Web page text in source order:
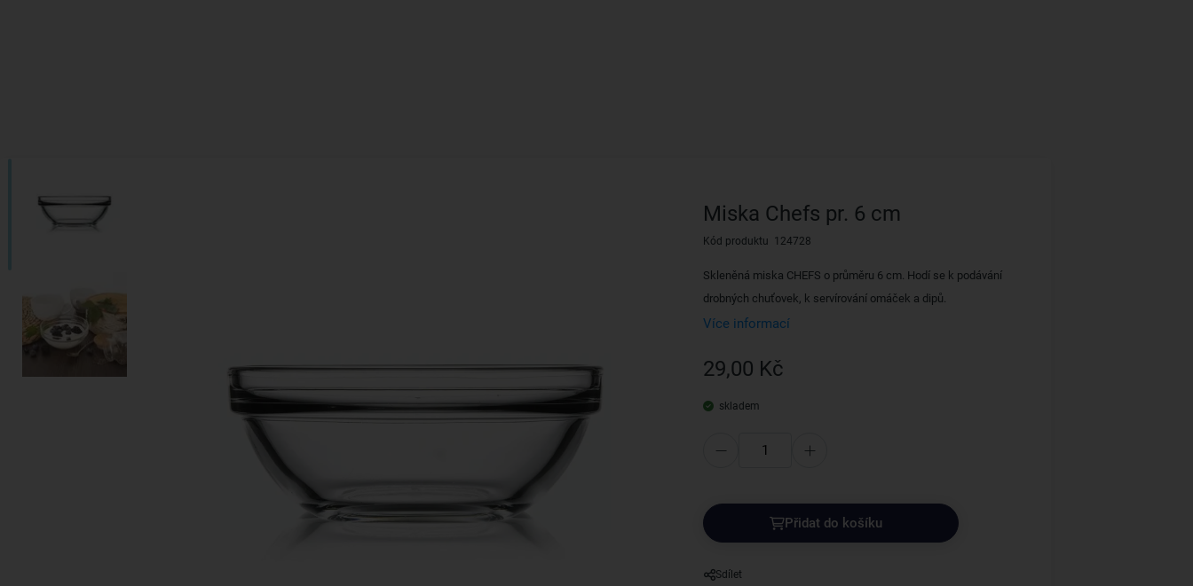
Miska Chefs pr. 6 cm
Kód produktu 124728
Skleněná miska CHEFS o průměru 6 cm. Hodí se k podávání
drobných chuťovek, k servírování omáček a dipů.
Více informací
29,00 Kč
skladem
Přidat do košíku
Sdílet